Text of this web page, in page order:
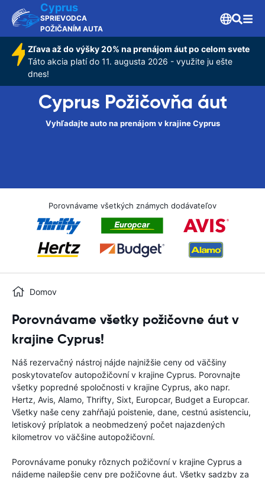
Cyprus
SPRIEVODCA
POŽIČANÍM AUTA
Zľava až do výšky 20% na prenájom áut po celom svete
Táto akcia platí do 11. augusta 2026 - využite ju ešte
dnes!
Cyprus Požičovňa áut
Vyhľadajte auto na prenájom v krajine Cyprus
Porovnávame všetkých známych dodávateľov
Domov
Porovnávame všetky požičovne áut v
krajine Cyprus!
Náš rezervačný nástroj nájde najnižšie ceny od väčšiny
poskytovateľov autopožičovní v krajine Cyprus. Porovnajte
všetky popredné spoločnosti v krajine Cyprus, ako napr.
Hertz, Avis, Alamo, Thrifty, Sixt, Europcar, Budget a Europcar.
Všetky naše ceny zahŕňajú poistenie, dane, cestnú asistenciu,
letiskový príplatok a neobmedzený počet najazdených
kilometrov vo väčšine autopožičovní.
Porovnávame ponuky rôznych požičovní v krajine Cyprus a
nájdeme najlepšie ceny pre požičovne áut. Všetky sadzby za